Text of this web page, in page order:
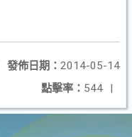
發佈日期： 2014-05-14
點擊率： 544 |